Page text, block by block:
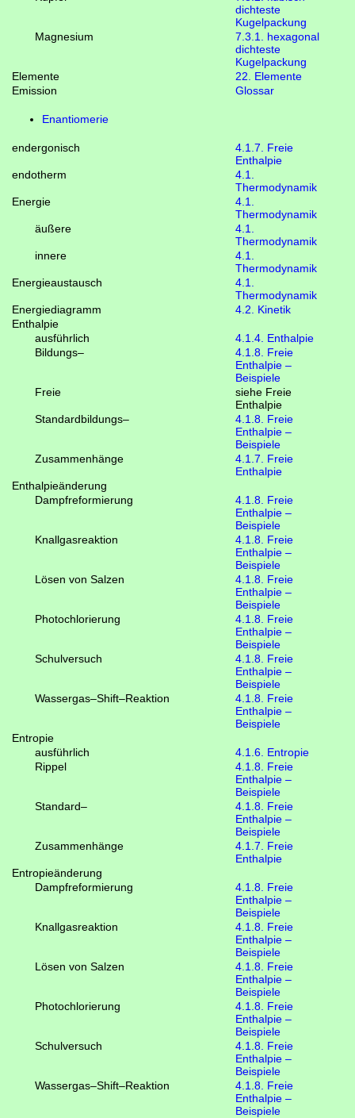
dichteste
Kugelpackung
Magnesium
7.3.1. hexagonal
dichteste
Kugelpackung
Elemente
22. Elemente
Emission
Glossar
Enantiomerie
endergonisch
4.1.7. Freie
Enthalpie
endotherm
4.1.
Thermodynamik
Energie
4.1.
Thermodynamik
äußere
4.1.
Thermodynamik
innere
4.1.
Thermodynamik
Energieaustausch
4.1.
Thermodynamik
Energiediagramm
4.2. Kinetik
Enthalpie
ausführlich
4.1.4. Enthalpie
Bildungs–
4.1.8. Freie
Enthalpie –
Beispiele
Freie
siehe Freie
Enthalpie
Standardbildungs–
4.1.8. Freie
Enthalpie –
Beispiele
Zusammenhänge
4.1.7. Freie
Enthalpie
Enthalpieänderung
Dampfreformierung
4.1.8. Freie
Enthalpie –
Beispiele
Knallgasreaktion
4.1.8. Freie
Enthalpie –
Beispiele
Lösen von Salzen
4.1.8. Freie
Enthalpie –
Beispiele
Photochlorierung
4.1.8. Freie
Enthalpie –
Beispiele
Schulversuch
4.1.8. Freie
Enthalpie –
Beispiele
Wassergas–Shift–Reaktion
4.1.8. Freie
Enthalpie –
Beispiele
Entropie
ausführlich
4.1.6. Entropie
Rippel
4.1.8. Freie
Enthalpie –
Beispiele
Standard–
4.1.8. Freie
Enthalpie –
Beispiele
Zusammenhänge
4.1.7. Freie
Enthalpie
Entropieänderung
Dampfreformierung
4.1.8. Freie
Enthalpie –
Beispiele
Knallgasreaktion
4.1.8. Freie
Enthalpie –
Beispiele
Lösen von Salzen
4.1.8. Freie
Enthalpie –
Beispiele
Photochlorierung
4.1.8. Freie
Enthalpie –
Beispiele
Schulversuch
4.1.8. Freie
Enthalpie –
Beispiele
Wassergas–Shift–Reaktion
4.1.8. Freie
Enthalpie –
Beispiele